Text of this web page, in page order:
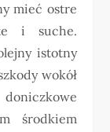
mieć ostre
i suche.
istotny
wokół
środkiem